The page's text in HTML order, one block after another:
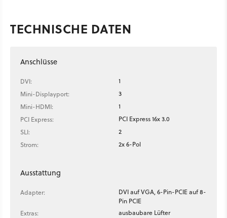
TECHNISCHE DATEN
Anschlüsse
DVI:
1
Mini-Displayport:
3
Mini-HDMI:
1
PCI Express:
PCI Express 16x 3.0
SLI:
2
Strom:
2x 6-Pol
Ausstattung
Adapter:
DVI auf VGA, 6-Pin-PCIE auf 8-
Pin PCIE
Extras:
ausbaubare Lüfter